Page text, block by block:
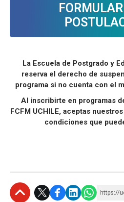
La Escuela de Postgrado y
reserva el derecho de
programa si no cuenta con el
Al inscribirte en programas
FCFM UCHILE, aceptas
condiciones que
https://